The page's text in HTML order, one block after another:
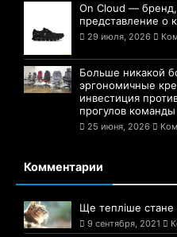
On Cloud —
представление о
29 июля, 2026
Больше никакой
эргономичные
инвестиция
прогулов команды
25 июня, 2026
Комментарии
Ще тепліше стане
9 сентября, 2021